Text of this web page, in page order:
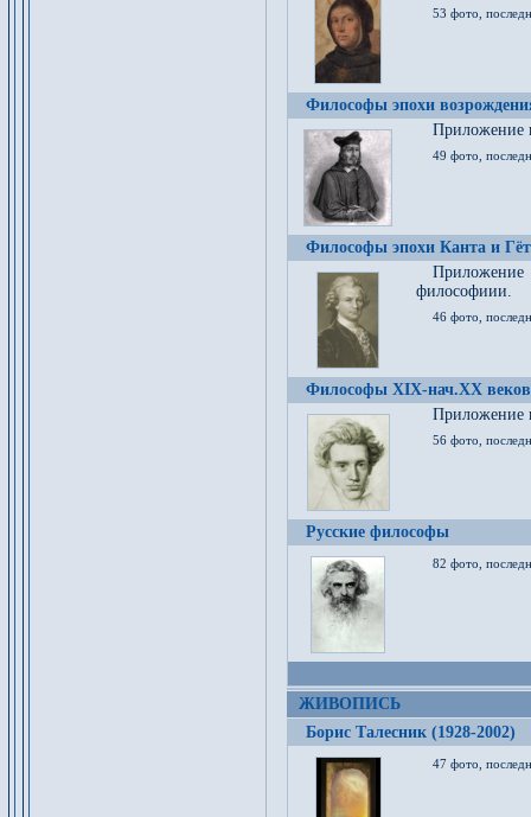
53 фото,
Философы эпохи
Приложение
49 фото,
Философы эпохи Канта и
философиии.
46 фото,
Философы XIX-нач.XX веков
Приложение
56 фото,
Русские философы
82 фото,
ЖИВОПИСЬ
Борис Талесник (1928-2002)
47 фото,